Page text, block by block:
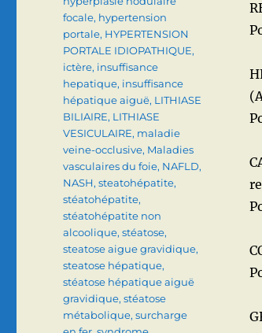
focale, hypertension
portale, HYPERTENSION
PORTALE IDIOPATHIQUE,
ictère, insuffisance
hepatique, insuffisance
hépatique aiguë, LITHIASE
BILIAIRE, LITHIASE
VESICULAIRE, maladie
veine-occlusive, Maladies
vasculaires du foie, NAFLD,
NASH,steatohépatite,
stéatohépatite,
stéatohépatite non
alcoolique,stéatose,
steatose aigue gravidique,
steatose hépatique,
stéatose hépatique aiguë
gravidique,stéatose
métabolique,surcharge